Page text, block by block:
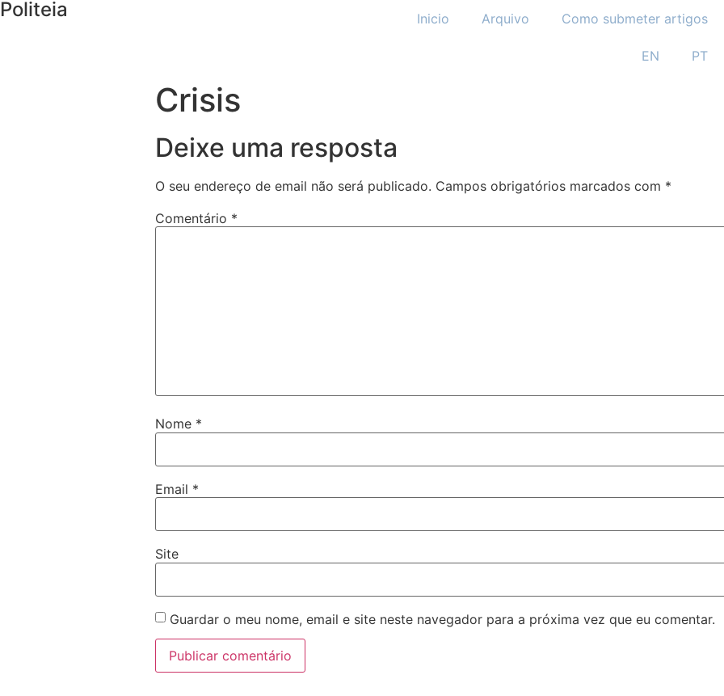
Politeia Inicio Arquivo Como submeter artigos
EN PT
Crisis
Deixe uma resposta
O seu endereço de email não será publicado. Campos obrigatórios marcados com *
Comentário *
Nome *
Email *
Site
Guardar o meu nome, email e site neste navegador para a próxima vez que eu comentar.